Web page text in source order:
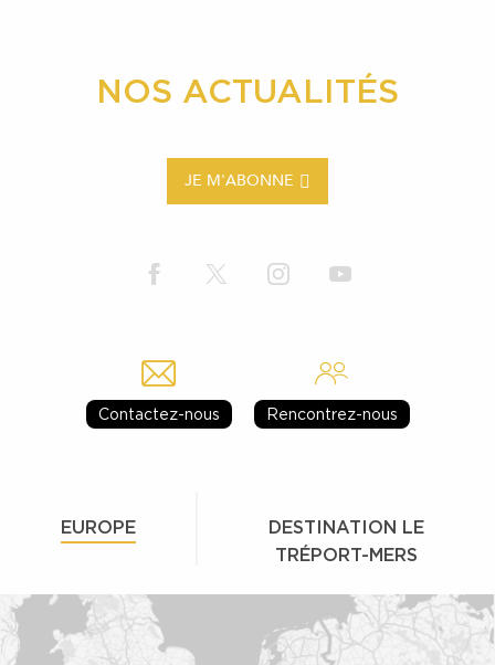
NOS ACTUALITÉS
JE M'ABONNE
Contactez-nous Rencontrez-nous
EUROPE
DESTINATION LE
TRÉPORT-MERS